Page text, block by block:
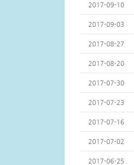
2017-09-10
2017-09-03
2017-08-27
2017-08-20
2017-07-30
2017-07-23
2017-07-16
2017-07-02
2017-06-25